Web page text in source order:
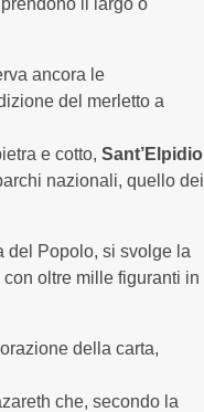
il largo o
ancora le
del merletto a
e cotto, Sant’Elpidio
nazionali, quello dei
del Popolo, si svolge la
oltre mille figuranti in
della carta,
che, secondo la